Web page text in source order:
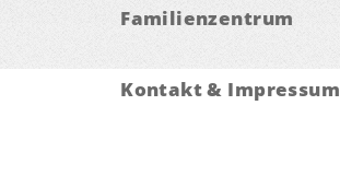
Familienzentrum
Kontakt & Impressum